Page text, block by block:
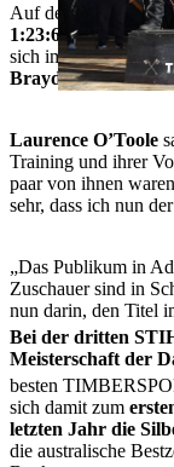
Auf dem Weg ins
1:23:60den ersten
sich im Viertelfinale
Brayden Meyer
Laurence O’Toole
Training und ihrer
paar von ihnen
sehr, dass ich nun
„Das Publikum in
Zuschauer sind in
nun darin, den Titel
Bei der dritten
Meisterschaft der
besten
sich damit zum
letzten Jahr die
die australische